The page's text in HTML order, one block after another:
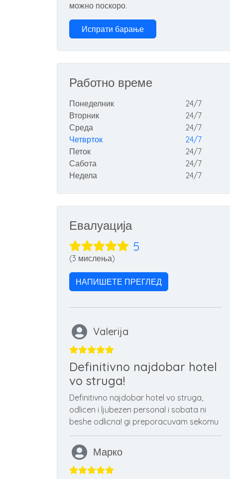
можно поскоро.
Испрати барање
Работно време
Понеделник
24/7
Вторник
24/7
Среда
24/7
Четврток
24/7
Петок
24/7
Сабота
24/7
Недела
24/7
Евалуација
5
(3 мислења)
НАПИШЕТЕ ПРЕГЛЕД
Valerija
Definitivno najdobar hotel
vo struga!
Definitivno najdobar hotel vo struga,
odlicen i ljubezen personal i sobata ni
beshe odlicna! gi preporacuvam sekomu
Марко